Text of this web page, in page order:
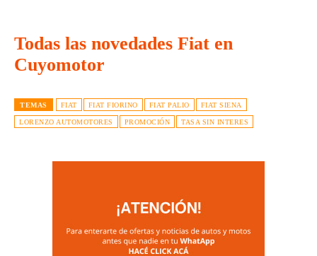
Todas las novedades Fiat en
Cuyomotor
TEMAS FIAT FIAT FIORINO FIAT PALIO FIAT SIENA
LORENZO AUTOMOTORES PROMOCIÓN TASA SIN INTERES